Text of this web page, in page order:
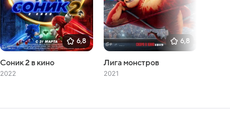
6,8
Соник 2 в кино
2022
6,8
Лига монстров
2021